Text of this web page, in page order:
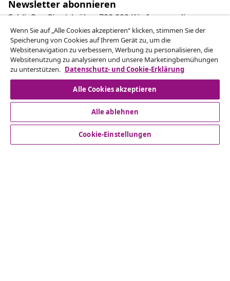
Newsletter abonnieren
Schließen Sie sich über 700.000 Käufern an, die
wöchentliche Angebote, saisonale Aktionen und
Neuheiten von vidaXL erhalten.
Unsere Social-Media-Accounts
Vom Vertrag zurücktreten
Reiche einen Widerrufsantrag für deine Bestellung
ein.
Wenn Sie auf „Alle Cookies akzeptieren“ klicken, stimmen Sie der
Speicherung von Cookies auf Ihrem Gerät zu, um die
Websitenavigation zu verbessern, Werbung zu personalisieren, die
Websitenutzung zu analysieren und unsere Marketingbemühungen
zu unterstützen. Datenschutz- und Cookie-Erklärung
Alle Cookies akzeptieren
Alle ablehnen
Cookie-Einstellungen